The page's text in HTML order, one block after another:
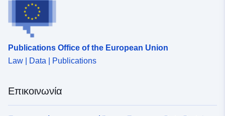
Publications Office of the European Union
Law | Data | Publications
Επικοινωνία